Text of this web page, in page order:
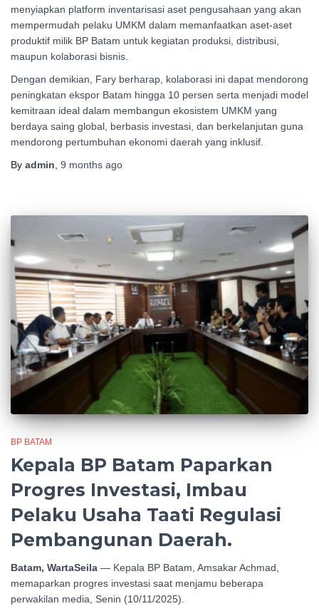
menyiapkan platform inventarisasi aset pengusahaan yang akan
mempermudah pelaku UMKM dalam memanfaatkan aset-aset
produktif milik BP Batam untuk kegiatan produksi, distribusi,
maupun kolaborasi bisnis.
Dengan demikian, Fary berharap, kolaborasi ini dapat mendorong
peningkatan ekspor Batam hingga 10 persen serta menjadi model
kemitraan ideal dalam membangun ekosistem UMKM yang
berdaya saing global, berbasis investasi, dan berkelanjutan guna
mendorong pertumbuhan ekonomi daerah yang inklusif.
By admin, 9 months ago
BP BATAM
Kepala BP Batam Paparkan
Progres Investasi, Imbau
Pelaku Usaha Taati Regulasi
Pembangunan Daerah.
Batam, WartaSeila — Kepala BP Batam, Amsakar Achmad,
memaparkan progres investasi saat menjamu beberapa
perwakilan media, Senin (10/11/2025).